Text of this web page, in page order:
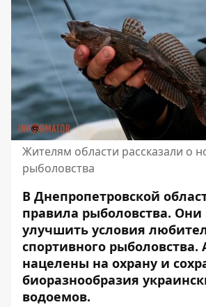
Жителям области рассказали о
рыболовства
В Днепропетровской
правила рыболовства.
улучшить условия
спортивного
нацелены на охрану и
биоразнообразия
водоемов.